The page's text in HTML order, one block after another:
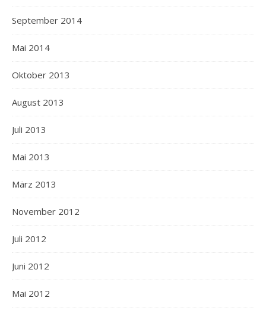
September 2014
Mai 2014
Oktober 2013
August 2013
Juli 2013
Mai 2013
März 2013
November 2012
Juli 2012
Juni 2012
Mai 2012